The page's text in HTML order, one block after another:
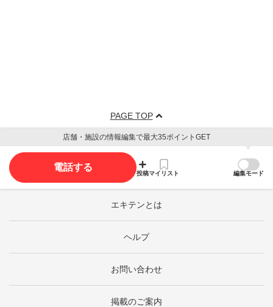
PAGE TOP
店舗・施設の情報編集で最大35ポイントGET
電話する
投稿マイリスト 編集モード
エキテンとは
ヘルプ
お問い合わせ
掲載のご案内